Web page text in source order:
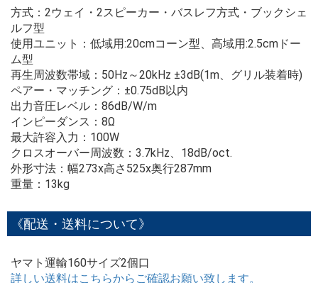
方式：2ウェイ・2スピーカー・バスレフ方式・ブックシェ
ルフ型
使用ユニット：低域用:20cmコーン型、高域用:2.5cmドー
ム型
再生周波数帯域：50Hz～20kHz ±3dB(1m、グリル装着時)
ペアー・マッチング：±0.75dB以内
出力音圧レベル：86dB/W/m
インピーダンス：8Ω
最大許容入力：100W
クロスオーバー周波数：3.7kHz、18dB/oct.
外形寸法：幅273x高さ525x奥行287mm
重量：13kg
《配送・送料について》
ヤマト運輸160サイズ2個口
詳しい送料はこちらからご確認お願い致します。